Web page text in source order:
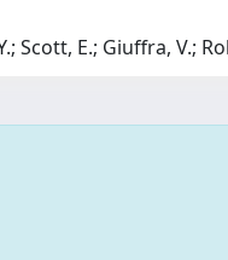
Scott, E.; Giuffra, V.;